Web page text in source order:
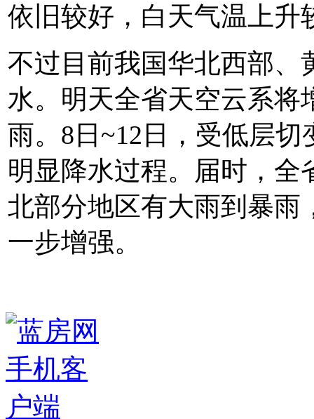
依旧较好，白天气温上升
不过目前我国华北西部、
水。明天全省天空云系将
雨。8日~12日，受低层
明显降水过程。届时，全
北部分地区有大雨到暴雨
一步增强。